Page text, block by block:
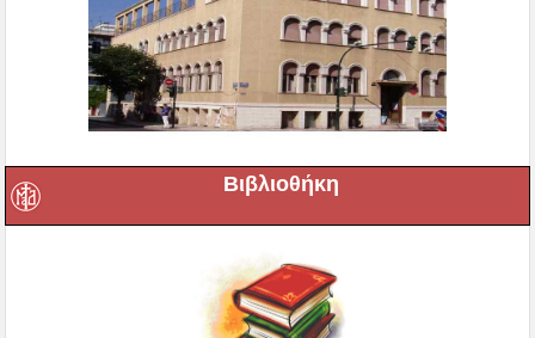
Βιβλιοθήκη